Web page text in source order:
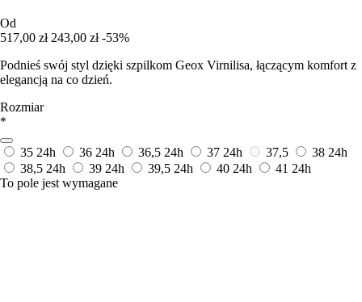
Od
517,00 zł 243,00 zł -53%
Podnieś swój styl dzięki szpilkom Geox Virnilisa, łączącym komfort z
elegancją na co dzień.
Rozmiar
*
35 24h 36 24h 36,5 24h 37 24h 37,5 38 24h
38,5 24h 39 24h 39,5 24h 40 24h 41 24h
To pole jest wymagane